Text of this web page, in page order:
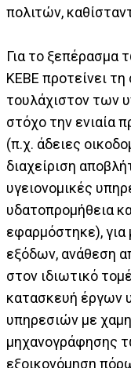
πολιτών,
Για το
ΚΕΒΕ προτείνει
τουλάχιστον των
στόχο την ενιαία
(π.χ. άδειες
διαχείριση
υγειονομικές
υδατοπρομήθεια
εφαρμόστηκε),
εξόδων, ανάθεση
στον ιδιωτικό
κατασκευή έργων
υπηρεσιών με
μηχανογράφησης
εξοικονόμηση